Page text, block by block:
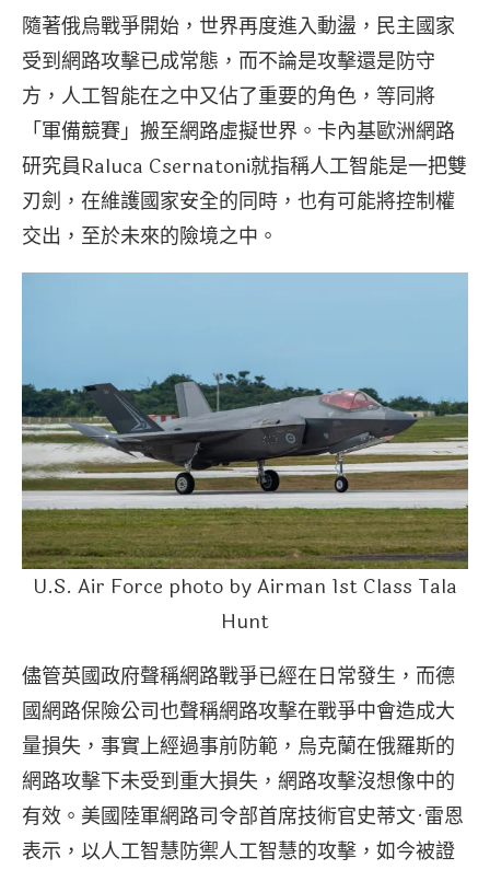
隨著俄烏戰爭開始，世界再度進入動盪，民主國家
受到網路攻擊已成常態，而不論是攻擊還是防守
方，人工智能在之中又佔了重要的角色，等同將
「軍備競賽」搬至網路虛擬世界。卡內基歐洲網路
研究員Raluca Csernatoni就指稱人工智能是一把雙
刃劍，在維護國家安全的同時，也有可能將控制權
交出，至於未來的險境之中。
U.S. Air Force photo by Airman 1st Class Tala
Hunt
儘管英國政府聲稱網路戰爭已經在日常發生，而德
國網路保險公司也聲稱網路攻擊在戰爭中會造成大
量損失，事實上經過事前防範，烏克蘭在俄羅斯的
網路攻擊下未受到重大損失，網路攻擊沒想像中的
有效。美國陸軍網路司令部首席技術官史蒂文·雷恩
表示，以人工智慧防禦人工智慧的攻擊，如今被證